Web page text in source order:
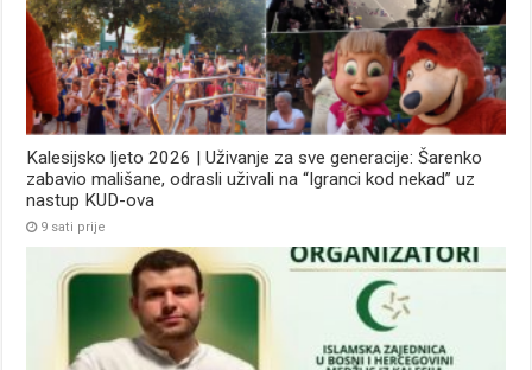
Kalesijsko ljeto 2026 | Uživanje za sve generacije: Šarenko
zabavio mališane, odrasli uživali na “Igranci kod nekad” uz
nastup KUD-ova
9 sati prije